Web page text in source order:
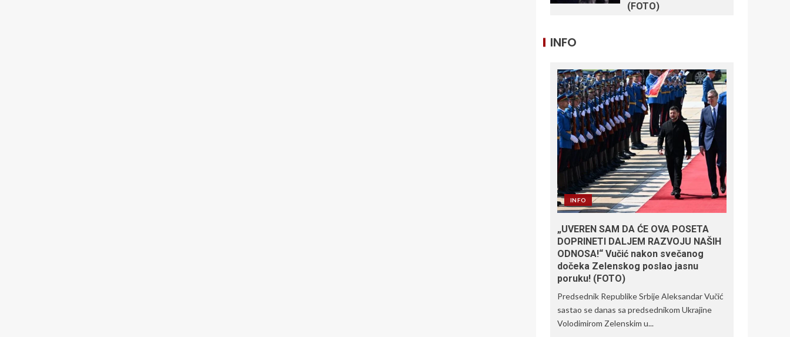
(FOTO)
INFO
INFO
„UVEREN SAM DA ĆE OVA POSETA
DOPRINETI DALJEM RAZVOJU NAŠIH
ODNOSA!“ Vučić nakon svečanog
dočeka Zelenskog poslao jasnu
poruku! (FOTO)
Predsednik Republike Srbije Aleksandar Vučić
sastao se danas sa predsednikom Ukrajine
Volodimirom Zelenskim u...